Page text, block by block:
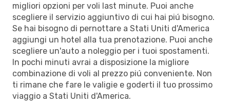
migliori opzioni per voli last minute. Puoi anche
scegliere il servizio aggiuntivo di cui hai piú bisogno.
Se hai bisogno di pernottare a Stati Uniti d'America
aggiungi un hotel alla tua prenotazione. Puoi anche
scegliere un'auto a noleggio per i tuoi spostamenti.
In pochi minuti avrai a disposizione la migliore
combinazione di voli al prezzo piú conveniente. Non
ti rimane che fare le valigie e goderti il tuo prossimo
viaggio a Stati Uniti d'America.